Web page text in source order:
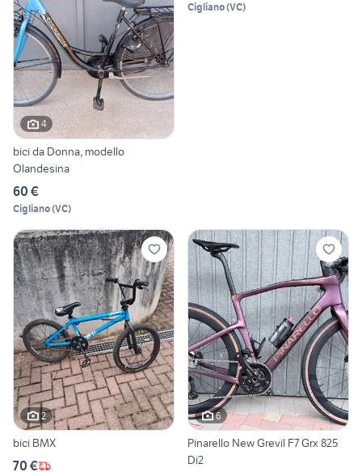
4
bici da Donna, modello
Olandesina
60 €
Cigliano(VC)
Cigliano(VC)
2
bici BMX
70 €
6
Pinarello New Grevil F7 Grx 825
Di2